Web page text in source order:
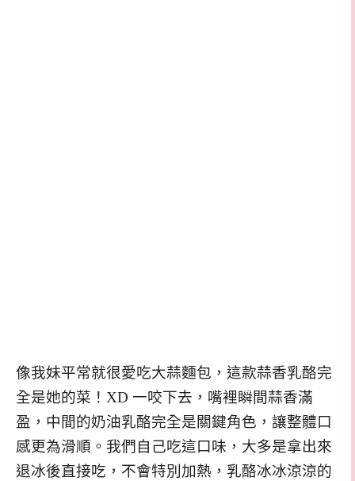
像我妹平常就很愛吃大蒜麵包，這款蒜香乳酪完
全是她的菜！XD 一咬下去，嘴裡瞬間蒜香滿
盈，中間的奶油乳酪完全是關鍵角色，讓整體口
感更為滑順。我們自己吃這口味，大多是拿出來
退冰後直接吃，不會特別加熱，乳酪冰冰涼涼的